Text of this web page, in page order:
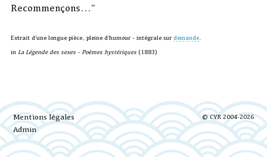
Recommençons..."
Extrait d'une longue pièce, pleine d'humour - intégrale surdemande
in La Légende des sexes - Poèmes hystériques (1883)
© CYR 2004-2026
Mentions légales
Admin